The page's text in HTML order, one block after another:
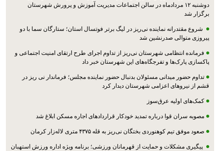
دوشنبه ۱۲ مردادماه در سالن اجتماعات مدیریت آموزش و پرورش شهرستان
برگزار شد
شروع مقتدرانه نماینده نی‌ریز در لیگ برتر فوتسال استان؛ ستارگان سما با دو
پیروزی متوالی صدرنشین شد
فرمانده انتظامی شهرستان نی‌ریز از تداوم اجرای طرح ارتقای امنیت اجتماعی و
پاکسازی پارک‌ها و تفرجگاه‌های این شهرستان خبر داد
تداوم حضور میدانی مسئولان بدنبال حضور نماینده مجلس؛ فرماندار نی ریز در
قشم از نیروهای اعزامی شهرستان دیدار کرد
کمک‌های اولیه عرق‌سوز
مصوبه سران قوا درباره تمدید خودکار قراردادهای اجاره مسکن ابلاغ شد
صعود موفق تیم کوهنوردی بختگان نی‌ریز به قله ۴۳۷۵ متری لاله‌زار کرمان
پیگیری مشکلات و حمایت از قهرمانان ورزشی؛ برنامه ویژه اداره ورزش استهبان